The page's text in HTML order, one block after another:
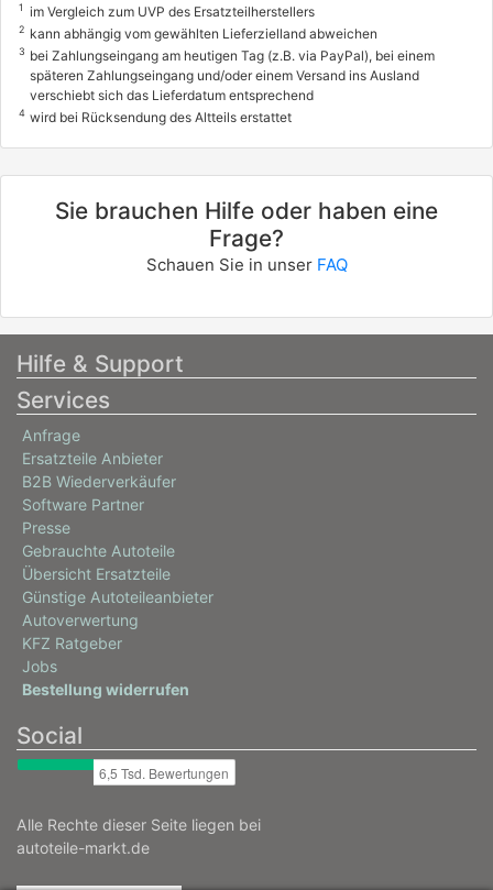
1 im Vergleich zum UVP des Ersatzteilherstellers
2 kann abhängig vom gewählten Lieferzielland abweichen
3 bei Zahlungseingang am heutigen Tag (z.B. via PayPal), bei einem
späteren Zahlungseingang und/oder einem Versand ins Ausland
verschiebt sich das Lieferdatum entsprechend
4 wird bei Rücksendung des Altteils erstattet
Sie brauchen Hilfe oder haben eine
Frage?
Schauen Sie in unser FAQ
Hilfe & Support
Services
Anfrage
Ersatzteile Anbieter
B2B Wiederverkäufer
Software Partner
Presse
Gebrauchte Autoteile
Übersicht Ersatzteile
Günstige Autoteileanbieter
Autoverwertung
KFZ Ratgeber
Jobs
Bestellung widerrufen
Social
Alle Rechte dieser Seite liegen bei
autoteile-markt.de